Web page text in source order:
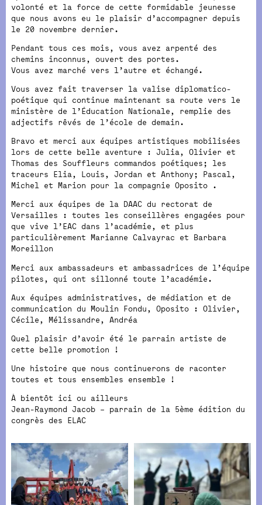
volonté et la force de cette formidable jeunesse
que nous avons eu le plaisir d’accompagner depuis
le 20 novembre dernier.
Pendant tous ces mois, vous avez arpenté des
chemins inconnus, ouvert des portes.
Vous avez marché vers l’autre et échangé.
Vous avez fait traverser la valise diplomatico-
poétique qui continue maintenant sa route vers le
ministère de l’Éducation Nationale, remplie des
adjectifs rêvés de l’école de demain.
Bravo et merci aux équipes artistiques mobilisées
lors de cette belle aventure : Julia, Olivier et
Thomas des Souffleurs commandos poétiques; les
traceurs Elia, Louis, Jordan et Anthony; Pascal,
Michel et Marion pour la compagnie Oposito .
Merci aux équipes de la DAAC du rectorat de
Versailles : toutes les conseillères engagées pour
que vive l’EAC dans l’académie, et plus
particulièrement Marianne Calvayrac et Barbara
Moreillon
Merci aux ambassadeurs et ambassadrices de l’équipe
pilotes, qui ont sillonné toute l’académie.
Aux équipes administratives, de médiation et de
communication du Moulin Fondu, Oposito : Olivier,
Cécile, Mélissandre, Andréa
Quel plaisir d’avoir été le parrain artiste de
cette belle promotion !
Une histoire que nous continuerons de raconter
toutes et tous ensembles ensemble !
À bientôt ici ou ailleurs
Jean-Raymond Jacob – parrain de la 5ème édition du
congrès des ELAC